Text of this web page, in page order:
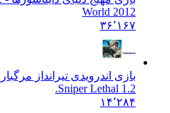
World 2012
۳۶٬۱۶۷
بازی اندرویدی تیرانداز مرگبار Marksman:
Sniper Lethal 1.2.
۱۴٬۲۸۴